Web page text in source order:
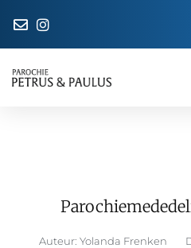
Auteur: Yolanda Frenken